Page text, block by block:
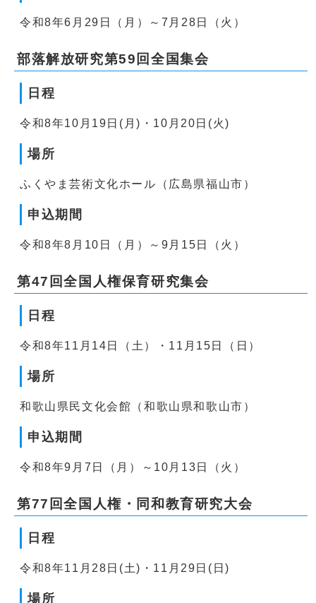
令和8年6月29日（月）～7月28日（火）
部落解放研究第59回全国集会
日程
令和8年10月19日(月)・10月20日(火)
場所
ふくやま芸術文化ホール（広島県福山市）
申込期間
令和8年8月10日（月）～9月15日（火）
第47回全国人権保育研究集会
日程
令和8年11月14日（土）・11月15日（日）
場所
和歌山県民文化会館（和歌山県和歌山市）
申込期間
令和8年9月7日（月）～10月13日（火）
第77回全国人権・同和教育研究大会
日程
令和8年11月28日(土)・11月29日(日)
場所